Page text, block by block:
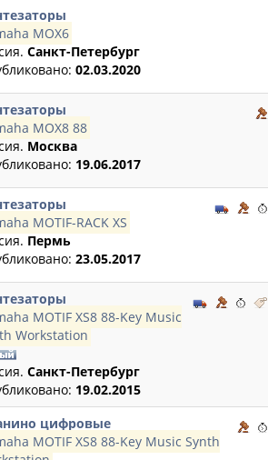
MOX6
Санкт-Петербург
02.03.2020
MOX8 88
Москва
19.06.2017
MOTIF-RACK XS
Пермь
23.05.2017
MOTIF XS8 88-Key Music
Workstation
Санкт-Петербург
19.02.2015
цифровые
MOTIF XS8 88-Key Music Synth